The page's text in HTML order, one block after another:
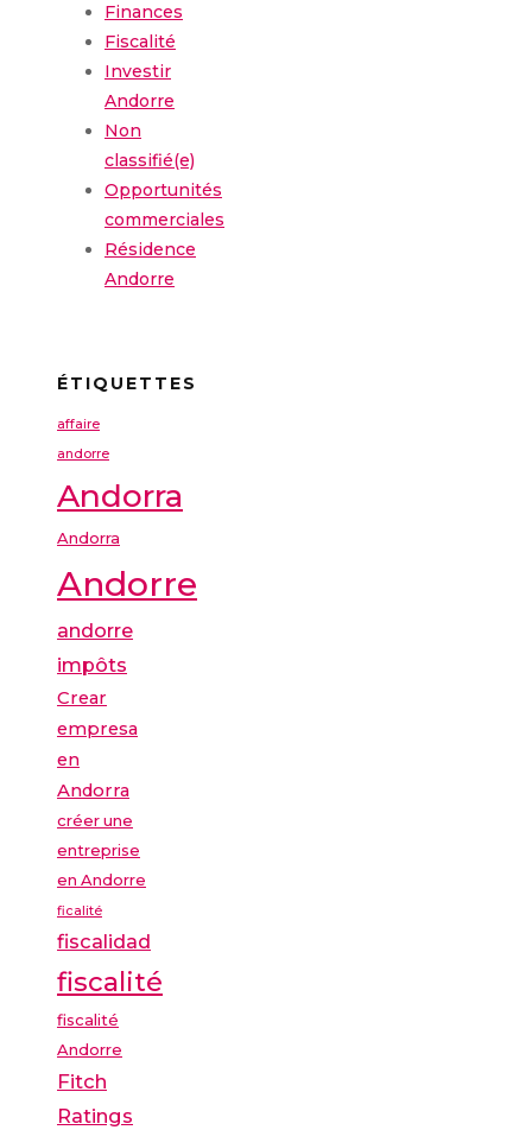
Finances
Fiscalité
Investir
Andorre
Non
classifié(e)
Opportunités
commerciales
Résidence
Andorre
ÉTIQUETTES
affaire
andorre
Andorra
Andorra
Andorre
andorre
impôts
Crear
empresa
en
Andorra
créer une
entreprise
en Andorre
ficalité
fiscalidad
fiscalité
fiscalité
Andorre
Fitch
Ratings